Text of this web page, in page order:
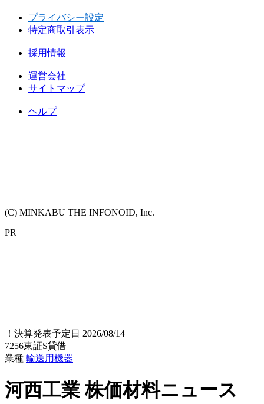
|
プライバシー設定
特定商取引表示
|
採用情報
|
運営会社
サイトマップ
|
ヘルプ
(C) MINKABU THE INFONOID, Inc.
PR
！ 決算発表予定日 2026/08/14
7256東証S貸借
業種 輸送用機器
河西工業株価材料ニュース